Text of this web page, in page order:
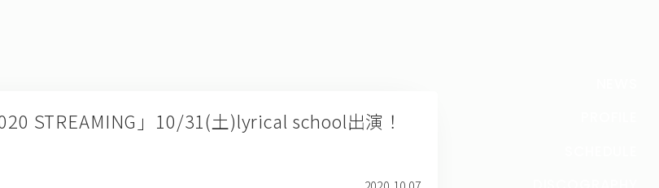
STREAMING」10/31(土)lyrical school出演！